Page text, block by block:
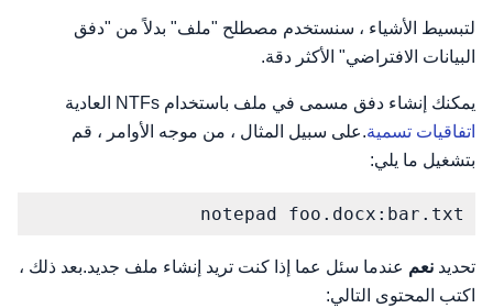
لتبسيط الأشياء ، سنستخدم مصطلح "ملف" بدلاً من "دفق
البيانات الافتراضي" الأكثر دقة.
يمكنك إنشاء دفق مسمى في ملف باستخدام NTFs العادية
اتفاقيات تسمية.على سبيل المثال ، من موجه الأوامر ، قم
بتشغيل ما يلي:
notepad foo.docx:bar.txt
تحديد نعم عندما سئل عما إذا كنت تريد إنشاء ملف جديد.بعد ذلك ،
اكتب المحتوى التالي: